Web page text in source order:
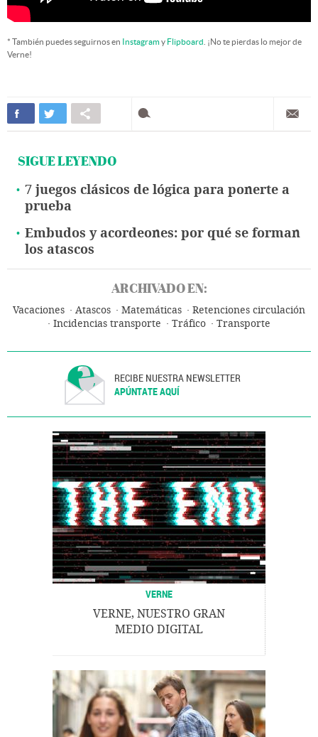
* También puedes seguirnos en Instagramy Flipboard . ¡No te pierdas lo mejor de
Verne!
SIGUE LEYENDO
7 juegos clásicos de lógica para ponerte a
prueba
Embudos y acordeones: por qué se forman
los atascos
ARCHIVADO EN:
Vacaciones Atascos Matemáticas
Retenciones circulación
Incidencias transporte
Tráfico Transporte
RECIBE NUESTRA NEWSLETTER
APÚNTATE AQUÍ
VERNE
VERNE, NUESTRO GRAN
MEDIO DIGITAL